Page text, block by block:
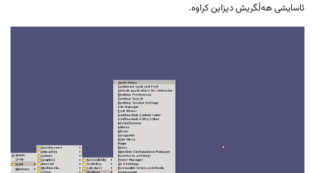
ئاسایشی هەڵگریش دیزاین کراوە.